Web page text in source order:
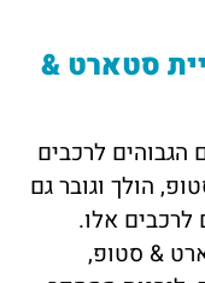
סטארט &
הגבוהים לרכבים
הולך וגובר גם
לרכבים אלו.
סטארט & סטופ,